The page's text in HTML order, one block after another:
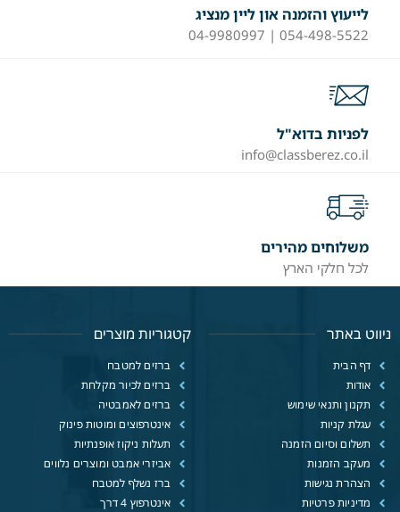
לייעוץ והזמנה און ליין מנציג
054-498-5522 | 04-9980997
לפניות בדוא"ל
info@classberez.co.il
משלוחים מהירים
לכל חלקי הארץ
ניווט באתר
דף הבית
אודות
תקנון ותנאי שימוש
עגלת קניות
תשלום וסיום הזמנה
מעקב הזמנות
הצהרת נגישות
מדיניות פרטיות
קטגוריות מוצרים
ברזים למטבח
ברזים לכיור מקלחת
ברזים לאמבטיה
אינטרפוצים ומוטות פינוק
תעלות ניקוז אופנתיות
אביזרי אמבט ומוצרים נלווים
ברז נשלף למטבח
אינטרפוץ 4 דרך